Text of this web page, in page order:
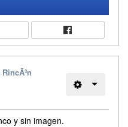
y sin imagen.